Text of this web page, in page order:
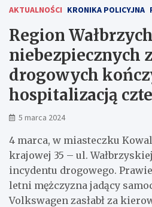
AKTUALNOŚCI KRONIKA POLICYJNA
Region
niebezpiecznych
drogowych
hospitalizacją
5 marca 2024
4 marca, w miasteczku
krajowej 35 – ul.
incydentu drogowego.
letni mężczyzna jadący
Volkswagen zasłabł za